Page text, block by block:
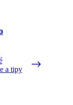
a tipy